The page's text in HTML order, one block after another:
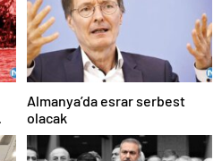
Almanya’da esrar serbest
olacak